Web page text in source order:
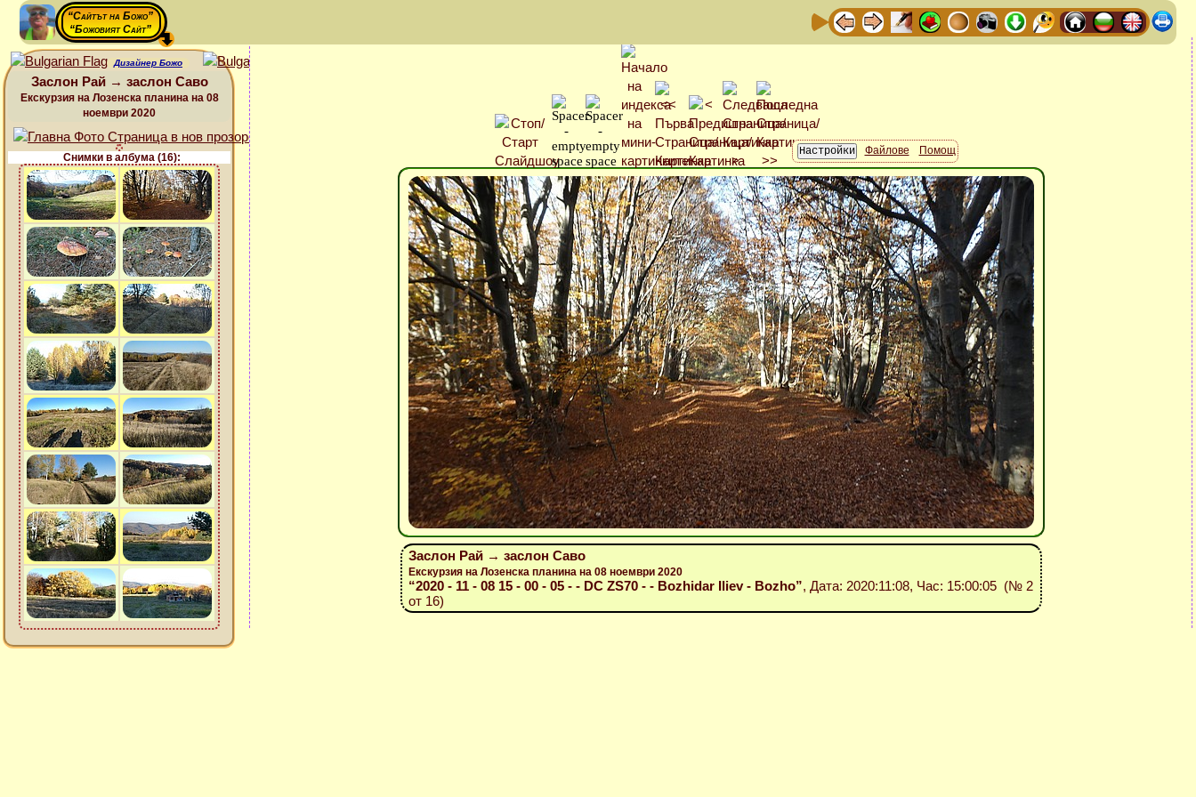
“Сайтът на Божо”
“Божовият Сайт”
Дизайнер Божо
Заслон Рай → заслон Саво
Екскурзия на Лозенска планина на 08
ноември 2020
Снимки в албума (16):
Файлове Помощ
Заслон Рай → заслон Саво
Екскурзия на Лозенска планина на 08 ноември 2020
“2020 - 11 - 08 15 - 00 - 05 - - DC ZS70 - - Bozhidar Iliev - Bozho”, Дата: 2020:11:08, Час: 15:00:05 (№ 2
от 16)